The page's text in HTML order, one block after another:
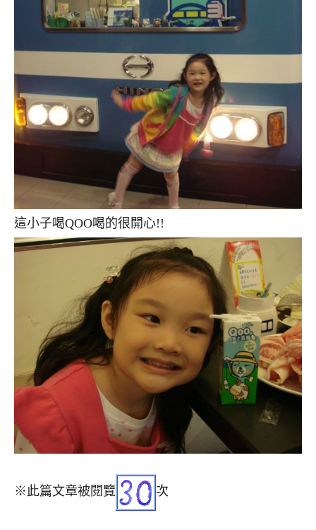
這小子喝QOO喝的很開心!!
※此篇文章被閱覽 次